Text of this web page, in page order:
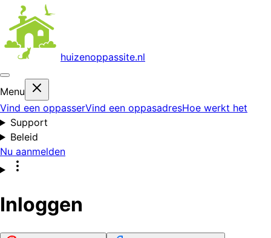
huizenoppassite.nl
Menu
Vind een oppasserVind een oppasadresHoe werkt het
Support
Beleid
Nu aanmelden
Inloggen